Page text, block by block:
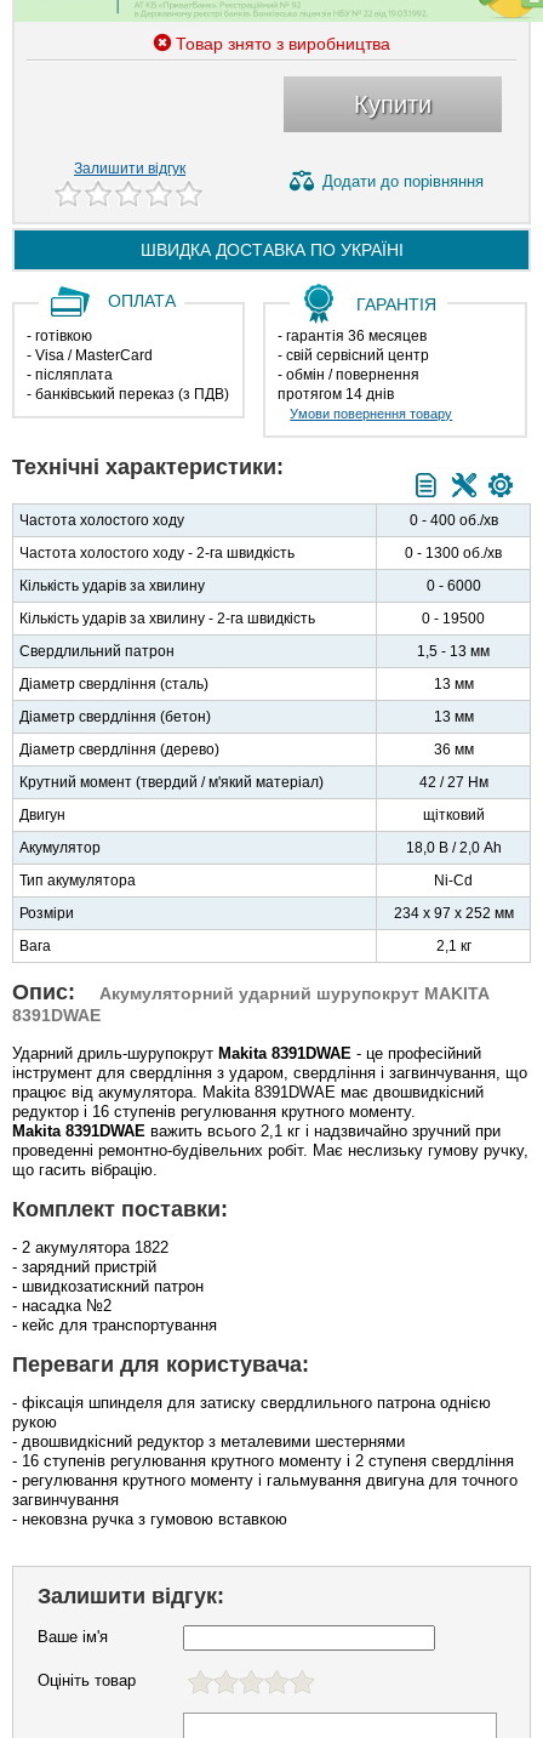
Товар знято з виробництва
Купити
Залишити відгук
Додати до порівняння
ШВИДКА ДОСТАВКА ПО УКРАЇНІ
ОПЛАТА
- готівкою
- Visa / MasterCard
- післяплата
- банківський переказ (з ПДВ)
ГАРАНТІЯ
- гарантія 36 месяцев
- свій сервісний центр
- обмін / повернення
протягом 14 днів
Умови повернення товару
Технічні характеристики:
Частота холостого ходу
0 - 400 об./хв
Частота холостого ходу - 2-га швидкість
0 - 1300 об./хв
Кількість ударів за хвилину
0 - 6000
Кількість ударів за хвилину - 2-га швидкість
0 - 19500
Свердлильний патрон
1,5 - 13 мм
Діаметр свердління (сталь)
13 мм
Діаметр свердління (бетон)
13 мм
Діаметр свердління (дерево)
36 мм
Крутний момент (твердий / м'який матеріал)
42 / 27 Нм
Двигун
щітковий
Акумулятор
18,0 В / 2,0 Ah
Тип акумулятора
Ni-Cd
Розміри
234 х 97 х 252 мм
Вага
2,1 кг
Опис:
Акумуляторний ударний шурупокрут MAKITA
8391DWAE
Ударний дриль-шурупокрут Makita 8391DWAE - це професійний
інструмент для свердління з ударом, свердління і загвинчування, що
працює від акумулятора. Makita 8391DWAE має двошвидкісний
редуктор і 16 ступенів регулювання крутного моменту.
Makita 8391DWAE важить всього 2,1 кг і надзвичайно зручний при
проведенні ремонтно-будівельних робіт. Має неслизьку гумову ручку,
що гасить вібрацію.
Комплект поставки:
- 2 акумулятора 1822
- зарядний пристрій
- швидкозатискний патрон
- насадка №2
- кейс для транспортування
Переваги для користувача:
- фіксація шпинделя для затиску свердлильного патрона однією
рукою
- двошвидкісний редуктор з металевими шестернями
- 16 ступенів регулювання крутного моменту і 2 ступеня свердління
- регулювання крутного моменту і гальмування двигуна для точного
загвинчування
- нековзна ручка з гумовою вставкою
Залишити відгук:
Ваше ім'я
Оцініть товар